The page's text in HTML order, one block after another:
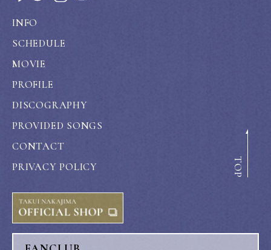
INFO
SCHEDULE
MOVIE
PROFILE
DISCOGRAPHY
PROVIDED SONGS
CONTACT
PRIVACY POLICY
TOP